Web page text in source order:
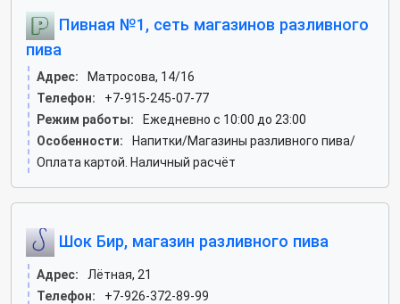
Пивная №1, сеть магазинов разливного
пива
Адрес:
Матросова, 14/16
Телефон:
+7-915-245-07-77
Режим работы:
Ежедневно с 10:00 до 23:00
Особенности:
Напитки/Магазины разливного пива/
Оплата картой. Наличный расчёт
Шок Бир, магазин разливного пива
Адрес:
Лётная, 21
Телефон:
+7-926-372-89-99